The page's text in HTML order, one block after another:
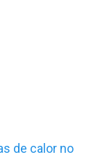
de calor no